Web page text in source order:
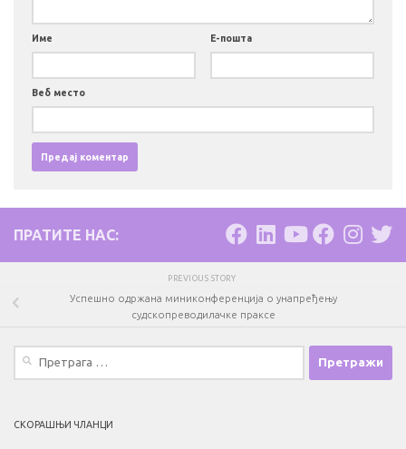
Име Е-пошта
Веб место
ПРАТИТЕ НАС:
PREVIOUS STORY
Успешно одржана миниконференција о унапређењу
судскопреводилачке праксе
СКОРАШЊИ ЧЛАНЦИ